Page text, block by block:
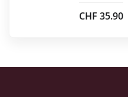
CHF 35.90